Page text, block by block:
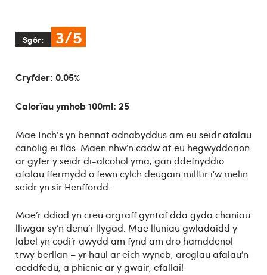
Sgôr: 3/5
Cryfder: 0.05%
Calorïau ymhob 100ml: 25
Mae Inch's yn bennaf adnabyddus am eu seidr afalau
canolig ei flas. Maen nhw’n cadw at eu hegwyddorion
ar gyfer y seidr di-alcohol yma, gan ddefnyddio
afalau ffermydd o fewn cylch deugain milltir i’w melin
seidr yn sir Henffordd.
Mae’r ddiod yn creu argraff gyntaf dda gyda chaniau
lliwgar sy’n denu’r llygad. Mae lluniau gwladaidd y
label yn codi’r awydd am fynd am dro hamddenol
trwy berllan – yr haul ar eich wyneb, aroglau afalau’n
aeddfedu, a phicnic ar y gwair, efallai!